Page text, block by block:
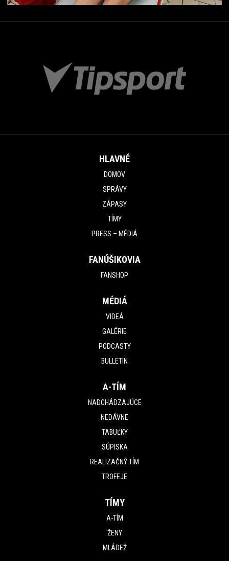
HLAVNÉ
DOMOV
SPRÁVY
ZÁPASY
TÍMY
PRESS – MÉDIÁ
FANÚŠIKOVIA
FANSHOP
MÉDIÁ
VIDEÁ
GALÉRIE
PODCASTY
BULLETIN
A-TÍM
NADCHÁDZAJÚCE
NEDÁVNE
TABUĽKY
SÚPISKA
REALIZAČNÝ TÍM
TROFEJE
TÍMY
A-TÍM
ŽENY
MLÁDEŽ